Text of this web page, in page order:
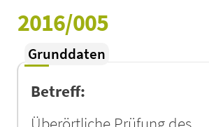
2016/005
Grunddaten
Betreff: